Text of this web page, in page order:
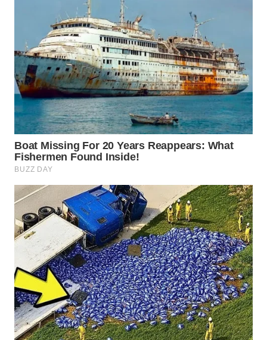
WN
CIANJUR
WN
KEPULAUAN
SERIBU
WN
TANGERANG
WN
BINJAI
WN
CIREBON
WN
INDRAMAYU
WN
KUNINGAN